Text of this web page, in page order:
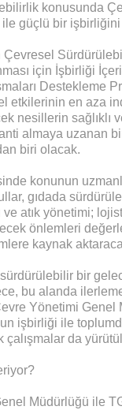
konusunda
güçlü bir işbirliğini
Çevresel
için İşbirliği
Destekleme
etkilerinin en aza
nesillerin sağlıklı
almaya uzanan
biri olacak.
konunun
gıdada
atık yönetimi;
önlemleri
kaynak
bir
bu alanda ilerleme
Yönetimi Genel
işbirliği ile
da
Müdürlüğü ile